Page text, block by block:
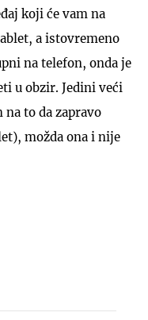
koji će vam na
a istovremeno
na telefon, onda je
u obzir. Jedini veći
to da zapravo
možda ona i nije